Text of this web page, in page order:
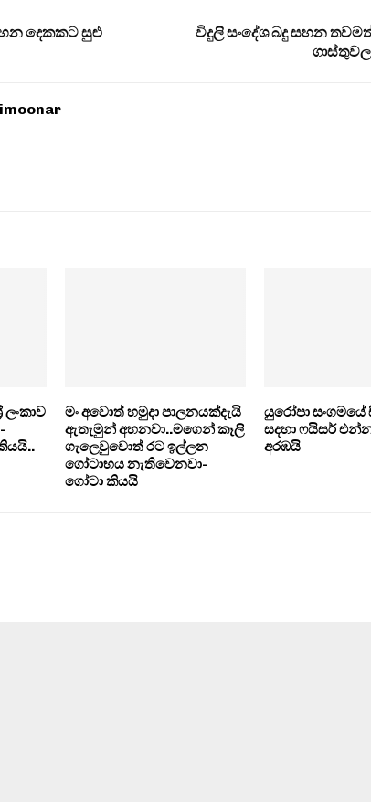
දෙකකට සුළු
විදුලි සංදේශ බදු සහන
ලංකාව
මං අවොත් හමුදා පාලනයක්දැයි
ඇතැමුන් අහනවා..මගෙන් කෑලි
ගැලෙවුවොත් රට ඉල්ලන
ගෝටාභය නැතිවෙනවා-
ගෝටා කියයි
යුරෝපා
සදහා ෆයිසර්
අරඹයි